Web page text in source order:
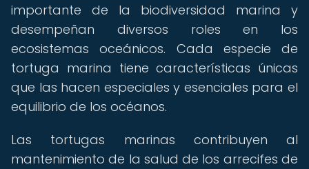
importante de la biodiversidad marina y
desempeñan diversos roles en los
ecosistemas oceánicos. Cada especie de
tortuga marina tiene características únicas
que las hacen especiales y esenciales para el
equilibrio de los océanos.
Las tortugas marinas contribuyen al
mantenimiento de la salud de los arrecifes de